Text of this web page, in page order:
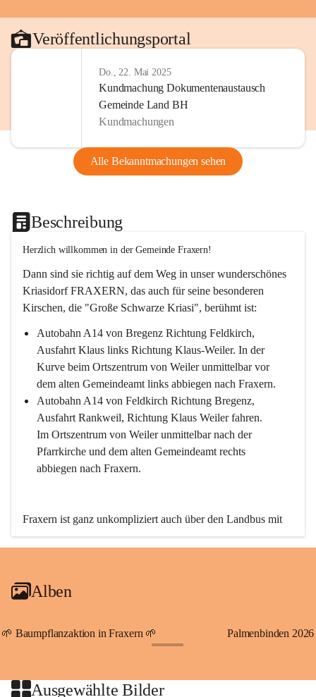
Veröffentlichungsportal
Do., 22. Mai 2025
Kundmachung Dokumentenaustausch
Gemeinde Land BH
Kundmachungen
Alle Bekanntmachungen sehen
Beschreibung
Herzlich willkommen in der Gemeinde Fraxern!
Dann sind sie richtig auf dem Weg in unser wunderschönes
Kriasidorf FRAXERN, das auch für seine besonderen
Kirschen, die "Große Schwarze Kriasi", berühmt ist:
Autobahn A14 von Bregenz Richtung Feldkirch,
Ausfahrt Klaus links Richtung Klaus-Weiler. In der
Kurve beim Ortszentrum von Weiler unmittelbar vor
dem alten Gemeindeamt links abbiegen nach Fraxern.
Autobahn A14 von Feldkirch Richtung Bregenz,
Ausfahrt Rankweil, Richtung Klaus Weiler fahren.
Im Ortszentrum von Weiler unmittelbar nach der
Pfarrkirche und dem alten Gemeindeamt rechts
abbiegen nach Fraxern.
Fraxern ist ganz unkompliziert auch über den Landbus mit
den öffentlichen Verkehrsmitteln zu erreichen. Die Linie
An Samstagen, Sonn- und Feiertagen können Sie bequem
persönlichen Linienbus zur gewünschten Zeit zu Ihrer
Haltestelle bestellen. Sowohl von Weiler kommend nach
beide Fahrten Weiler-Fraxern-Weiler.
Alben
🌱 Baumpflanzaktion in Fraxern 🌱 Palmenbinden 2026
Ausgewählte Bilder